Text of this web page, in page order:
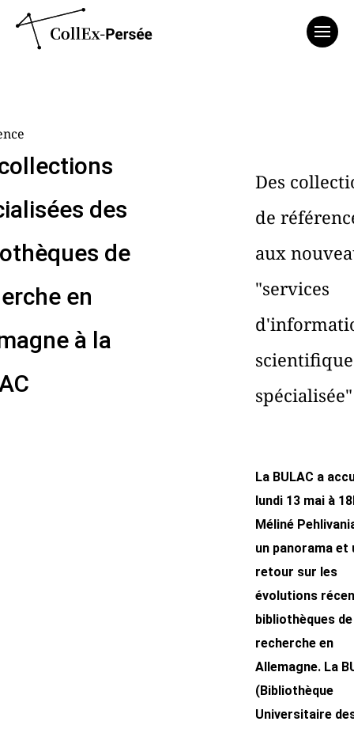
des
de
en
à la
Des
de
aux
"services
scientifique
spécialisée"
La BULAC a
lundi 13 mai à
Méliné
un panorama et
retour sur les
évolutions
bibliothèques de
recherche en
Allemagne. La
(Bibliothèque
Universitaire